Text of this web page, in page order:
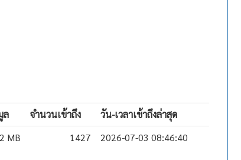
ล จำนวนเข้าถึง
วัน-เวลาเข้าถึงล่าสุด
MB 1427 2026-07-03 08:46:40